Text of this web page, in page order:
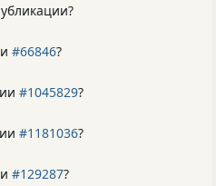
#66846?
#1045829?
#1181036?
#129287?